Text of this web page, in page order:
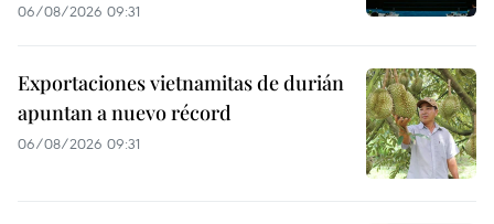
06/08/2026 09:31
Exportaciones vietnamitas de durián
apuntan a nuevo récord
06/08/2026 09:31